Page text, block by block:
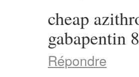
cheap
gabapentin
Répondre